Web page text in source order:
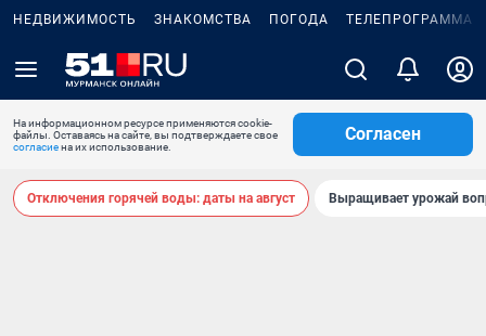
НЕДВИЖИМОСТЬ ЗНАКОМСТВА ПОГОДА ТЕЛЕПРОГРАММА
На информационном ресурсе применяются cookie-
файлы. Оставаясь на сайте, вы подтверждаете свое
согласиена их использование.
Согласен
Отключения горячей воды: даты на август Выращивает урожай